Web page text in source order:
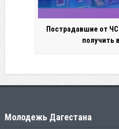
Пострадавшие от
получить
Молодежь Дагестана